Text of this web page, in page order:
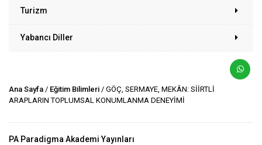
Turizm
Yabancı Diller
Ana Sayfa / Eğitim Bilimleri / GÖÇ, SERMAYE, MEKÂN: SİİRTLİ
ARAPLARIN TOPLUMSAL KONUMLANMA DENEYİMİ
PA Paradigma Akademi Yayınları